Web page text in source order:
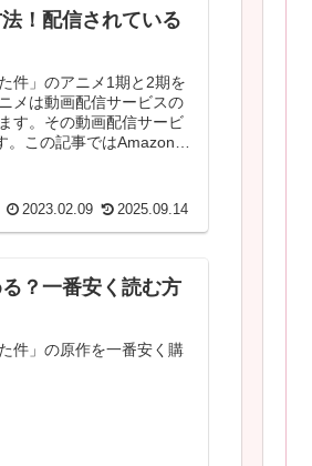
！配信されている
件」のアニメ1期と2期を
メは動画配信サービスの
す。その動画配信サービ
この記事ではAmazonプ
2023.02.09 2025.09.14
？一番安く読む方
件」の原作を一番安く購